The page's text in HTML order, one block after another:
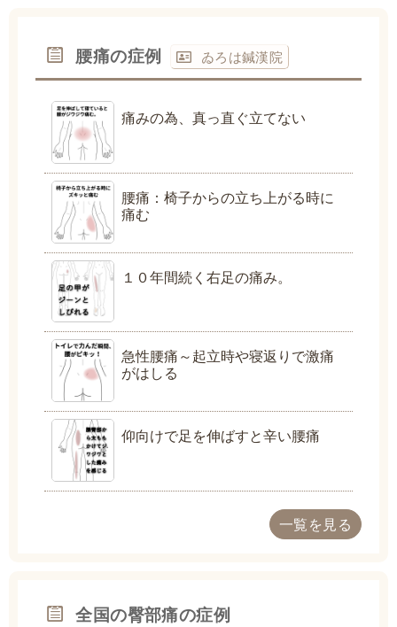
腰痛の症例 ゐろは鍼漢院
痛みの為、真っ直ぐ立てない
腰痛：椅子からの立ち上がる時に
痛む
１０年間続く右足の痛み。
急性腰痛～起立時や寝返りで激痛
がはしる
仰向けで足を伸ばすと辛い腰痛
一覧を見る
全国の臀部痛の症例